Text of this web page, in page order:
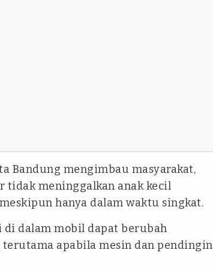
Bandung mengimbau masyarakat,
tidak meninggalkan anak kecil
hanya dalam waktu singkat.
di dalam mobil dapat berubah
apabila mesin dan pendingin